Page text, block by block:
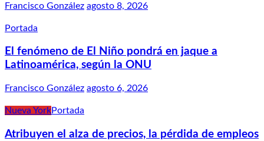
Francisco González agosto 8, 2026
Portada
El fenómeno de El Niño pondrá en jaque a
Latinoamérica, según la ONU
Francisco González agosto 6, 2026
Nueva YorkPortada
Atribuyen el alza de precios, la pérdida de empleos